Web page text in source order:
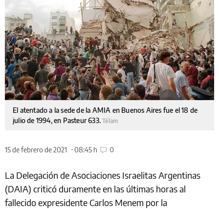
El atentado a la sede de la AMIA en Buenos Aires fue el 18 de
julio de 1994, en Pasteur 633.Télam
15 de febrero de 2021 08:45 h 0
La Delegación de Asociaciones Israelitas Argentinas
(DAIA) criticó duramente en las últimas horas al
fallecido expresidente Carlos Menem por la